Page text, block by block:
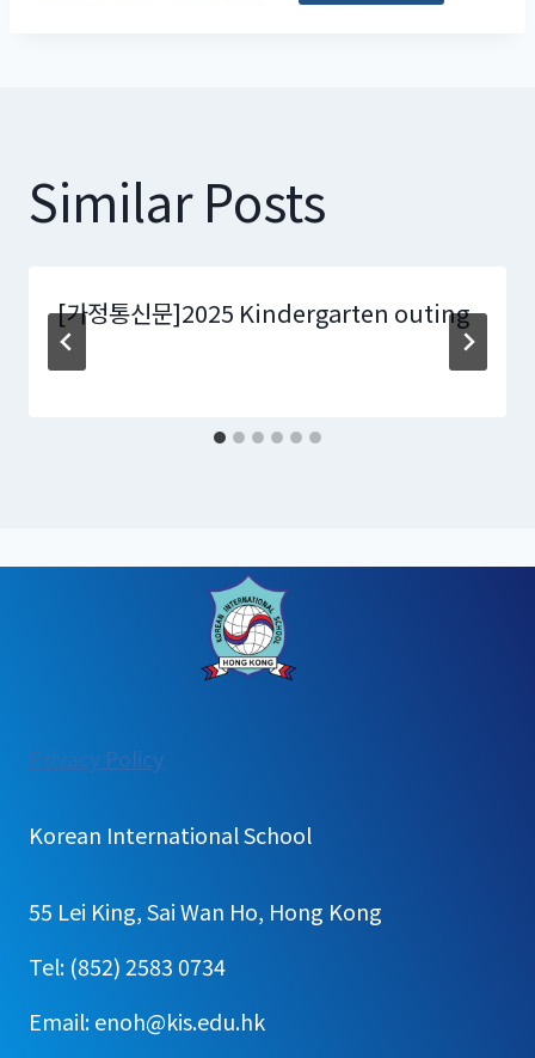
Similar Posts
[가정통신문]2025 Kindergarten outing
Privacy Policy:
4/9
1
기
Korean International School
55 Lei King, Sai Wan Ho, Hong Kong
Tel: (852) 2583 0734
Email: enoh@kis.edu.hk